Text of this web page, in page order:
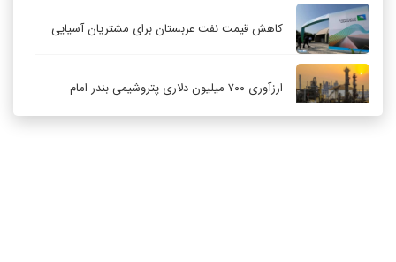
کاهش قیمت نفت عربستان برای مشتریان آسیایی
ارزآوری ۷۰۰ میلیون دلاری پتروشیمی بندر امام